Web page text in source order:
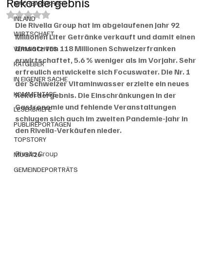
NACHBARSCHAFT
INLAND
WIRTSCHAFT
VERMISCHTES
RATGEBER
IN EIGENER SACHE
KOMMENTARE
LESERBRIEFE
PUBLIREPORTAGEN
TOPSTORY
MUGA'26
GEMEINDEPORTRÄTS
Mit NaN von 5 Sternen bewertet.
Die Rivella Group hat im abgelaufenen Jahr 92
Millionen Liter Getränke verkauft und damit einen
Umsatz von 118 Millionen Schweizerfranken
erwirtschaftet, 5.6 % weniger als im Vorjahr. Sehr
erfreulich entwickelte sich Focuswater. Die Nr. 1
der Schweizer Vitaminwasser erzielte ein neues
Rekordergebnis. Die Einschränkungen in der
Gastronomie und fehlende Veranstaltungen
schlugen sich auch im zweiten Pandemie-Jahr in
den Rivella-Verkäufen nieder.
Rivella Group